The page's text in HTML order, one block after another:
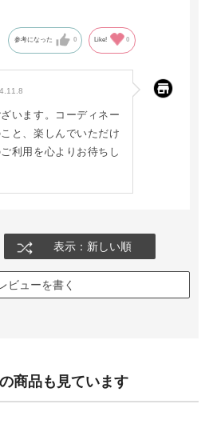
参考になった 0 Like! 0
います。コーディネー
と、楽しんでいただけ
利用を心よりお待ちし
表示：新しい順
ビューを書く
商品も見ています